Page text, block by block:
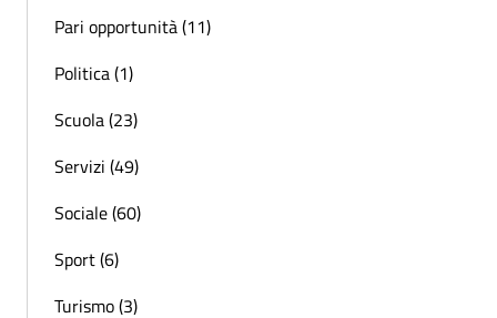
Pari opportunità (11)
Politica (1)
Scuola (23)
Servizi (49)
Sociale (60)
Sport (6)
Turismo (3)